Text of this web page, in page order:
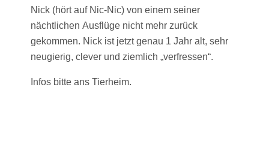
Nick (hört auf Nic-Nic) von einem seiner
nächtlichen Ausflüge nicht mehr zurück
gekommen. Nick ist jetzt genau 1 Jahr alt, sehr
neugierig, clever und ziemlich „verfressen“.
Infos bitte ans Tierheim.